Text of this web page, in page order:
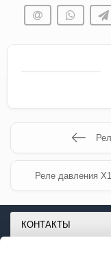
Реле давления
КОНТАКТЫ